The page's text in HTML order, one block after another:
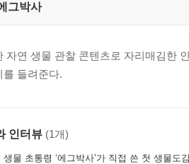
그박사
자연 생물 관찰 콘텐츠로 자리매김한
를 들려준다.
인터뷰 (1개)
생물 초통령 ‘에그박사’가 직접 쓴 첫 생물도